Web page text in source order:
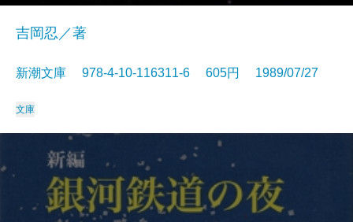
吉岡忍／著
新潮文庫 978-4-10-116311-6 605円 1989/07/27
文庫